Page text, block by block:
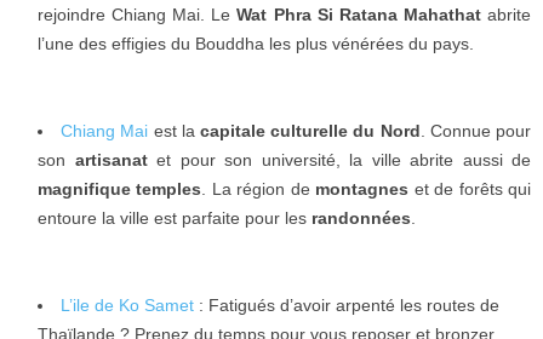
rejoindre Chiang Mai. LeWat Phra Si Ratana Mahathatabrite
l’une des effigies du Bouddha les plus vénérées du pays.
Chiang Mai est lacapitale culturelle du Nord . Connue pour
son artisanatet pour son université, la ville abrite aussi de
magnifique temples . La région de montagnes et de forêts qui
entoure la ville est parfaite pour les randonnées
L’ile de Ko Samet : Fatigués d’avoir arpenté les routes de
Thaïlande ? Prenez du temps pour vous reposer et bronzer